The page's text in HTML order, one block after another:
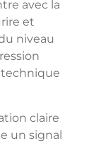
avec la
et
niveau
technique
claire
un signal